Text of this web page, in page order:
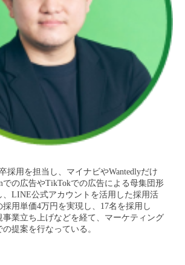
採用を担当し、マイナビやWantedlyだけ
での広告やTikTokでの広告による母集団形
、LINE公式アカウントを活用した採用活
用単価4万円を実現し、17名を採用し
事業立ち上げなどを経て、マーケティング
提案を行なっている。